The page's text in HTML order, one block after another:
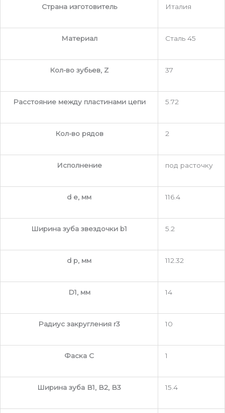
Страна изготовитель Италия
Материал Сталь 45
Кол-во зубьев, Z 37
Расстояние между пластинами цепи 5.72
Кол-во рядов 2
Исполнение под расточку
d e, мм 116.4
Ширина зуба звездочки b1 5.2
d p, мм 112.32
D1, мм 14
Радиус закругления r3 10
Фаска C 1
Ширина зуба В1, В2, В3 15.4